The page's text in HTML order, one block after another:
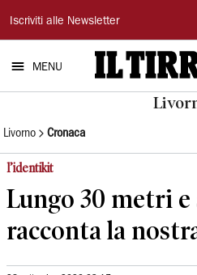
Il
Tirreno
Iscriviti alle Newsletter
MENU
Livorno Cronaca
l’identikit
Lungo 30 metri e
racconta la